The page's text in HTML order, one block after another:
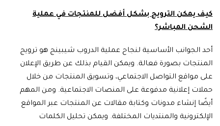
كيف يمكن الترويج بشكل أفضل للمنتجات في عملية
الشحن المباشر؟
أحد الجوانب الأساسية لنجاح عملية الدروب شيبينج هو ترويج
المنتجات بصورة فعالة. ويمكن القيام بذلك عن طريق الإعلان
على مواقع التواصل الاجتماعي، وتسويق المنتجات من خلال
حملات إعلانية مدفوعة على المنصات الاجتماعية. ومن المهم
أيضًا إنشاء مدونات وكتابة مقالات عن المنتجات عبر المواقع
الإلكترونية والمنتديات المختلفة. ويمكن تحليل الكلمات